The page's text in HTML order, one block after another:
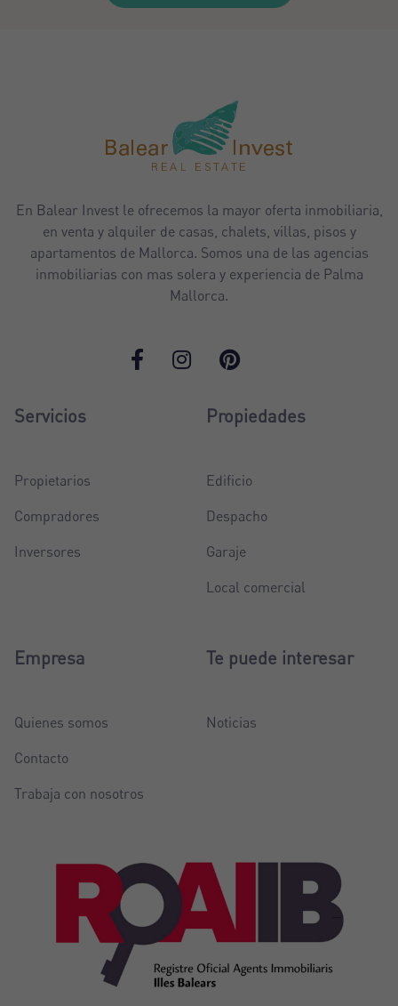
En Balear Invest le ofrecemos la mayor oferta inmobiliaria,
en venta y alquiler de casas, chalets, villas, pisos y
apartamentos de Mallorca. Somos una de las agencias
inmobiliarias con mas solera y experiencia de Palma
Mallorca.
Servicios
Propietarios
Compradores
Inversores
Propiedades
Edificio
Despacho
Garaje
Local comercial
Empresa
Quienes somos
Contacto
Trabaja con nosotros
Te puede interesar
Noticias